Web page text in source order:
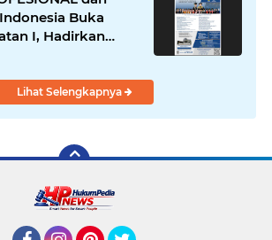
Buka
I, Hadirkan
Penegak Hukum
Lihat Selengkapnya